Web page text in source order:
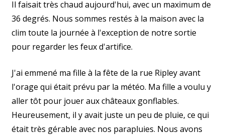
Il faisait très chaud aujourd'hui, avec un maximum de
36 degrés. Nous sommes restés à la maison avec la
clim toute la journée à l'exception de notre sortie
pour regarder les feux d'artifice.
J'ai emmené ma fille à la fête de la rue Ripley avant
l'orage qui était prévu par la météo. Ma fille a voulu y
aller tôt pour jouer aux châteaux gonflables.
Heureusement, il y avait juste un peu de pluie, ce qui
était très gérable avec nos parapluies. Nous avons